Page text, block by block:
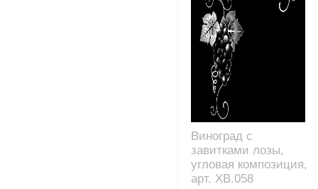
Виноград с
завитками лозы,
угловая композиция,
арт. XB.058